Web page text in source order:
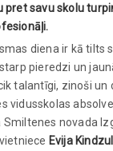
pret savu skolu
diena ir kā tilts
pieredzi un
talantīgi, zinoši un
vidusskolas
Smiltenes novada
Evija